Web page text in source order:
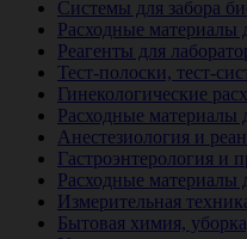
Системы для забора
Расходные материалы
Реагенты для
Тест-полоски, тест-
Гинекологические
Расходные
Анестезиология и
Гастроэнтерология и
Расходные материалы
Измерительная
Бытовая химия,